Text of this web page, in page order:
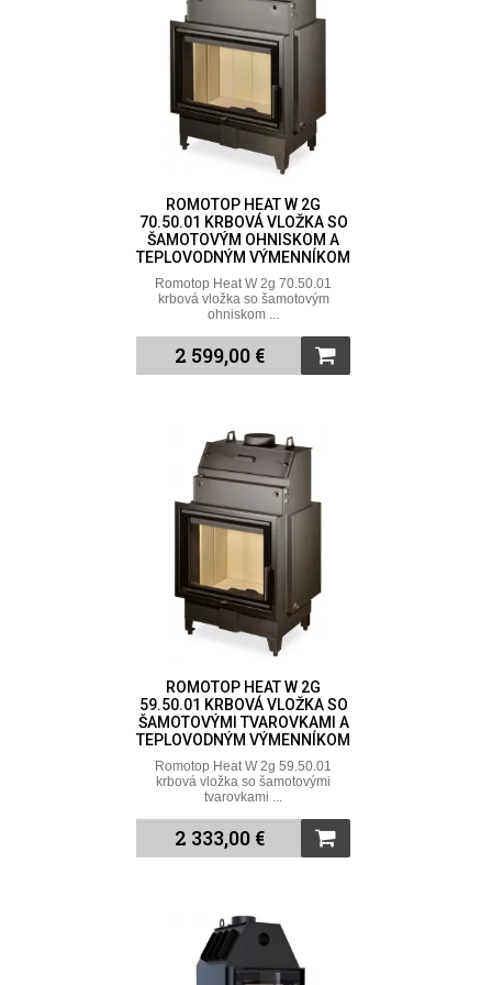
ROMOTOP HEAT W 2G
70.50.01 KRBOVÁ VLOŽKA SO
ŠAMOTOVÝM OHNISKOM A
TEPLOVODNÝM VÝMENNÍKOM
Romotop Heat W 2g 70.50.01
krbová vložka so šamotovým
ohniskom ...
2 599,00 €
ROMOTOP HEAT W 2G
59.50.01 KRBOVÁ VLOŽKA SO
ŠAMOTOVÝMI TVAROVKAMI A
TEPLOVODNÝM VÝMENNÍKOM
Romotop Heat W 2g 59.50.01
krbová vložka so šamotovými
tvarovkami ...
2 333,00 €